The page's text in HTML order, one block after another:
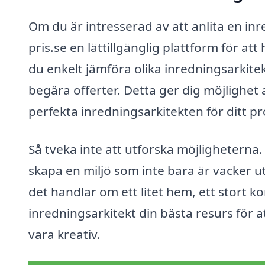
Om du är intresserad av att anlita en
pris.se en lättillgänglig plattform för att
du enkelt jämföra olika
begära offerter. Detta ger dig
perfekta inredningsarkitekten för ditt
Så tveka inte att utforska
skapa en miljö som inte bara är vacker
det handlar om ett litet hem, ett stort
inredningsarkitekt din bästa resurs för
vara kreativ.